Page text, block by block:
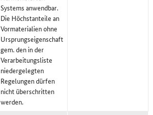
Systems anwendbar.
Die Höchstanteile an
Vormaterialien ohne
Ursprungseigenschaft
gem. den in der
Verarbeitungsliste
niedergelegten
Regelungen dürfen
nicht überschritten
werden.